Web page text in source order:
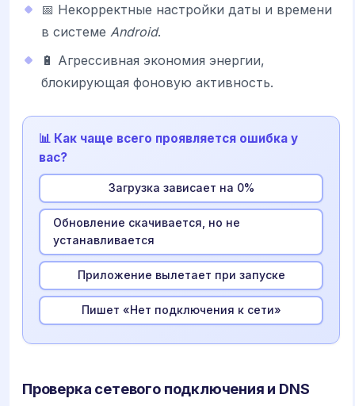
📅 Некорректные настройки даты и времени
в системе Android.
🔋 Агрессивная экономия энергии,
блокирующая фоновую активность.
📊 Как чаще всего проявляется ошибка у
вас?
Загрузка зависает на 0%
Обновление скачивается, но не
устанавливается
Приложение вылетает при запуске
Пишет «Нет подключения к сети»
Проверка сетевого подключения и DNS